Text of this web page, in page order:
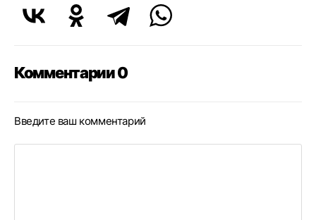
Комментарии 0
Введите ваш комментарий